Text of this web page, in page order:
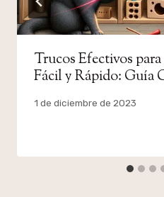
Trucos Efectivos
Fácil y Rápido: Guía
Por
1 de diciembre de 2023